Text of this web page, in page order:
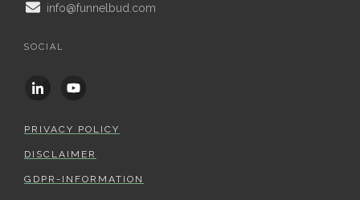
info@funnelbud.com
SOCIAL
PRIVACY POLICY
DISCLAIMER
GDPR-INFORMATION